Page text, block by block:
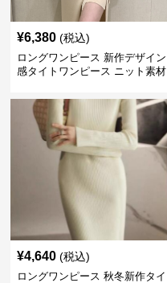
¥6,380 (税込)
ロングワンピース 新作デザイン
感タイトワンピース ニット素材
¥4,640 (税込)
ロングワンピース 秋冬新作タイ